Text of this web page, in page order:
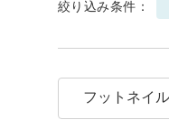
絞り込み条件：
フットネイ